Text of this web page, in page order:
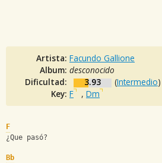
Artista: Facundo Gallione
Album: desconocido
Dificultad:
3.93 (Intermedio)
Key: F , Dm
F
¿Que pasó?
Bb